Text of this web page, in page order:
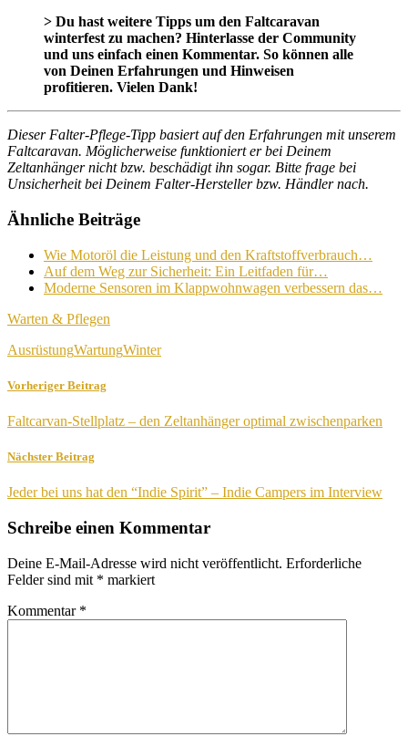
> Du hast weitere Tipps um den Faltcaravan
winterfest zu machen? Hinterlasse der Community
und uns einfach einen Kommentar. So können alle
von Deinen Erfahrungen und Hinweisen
profitieren. Vielen Dank!
Dieser Falter-Pflege-Tipp basiert auf den Erfahrungen mit unserem
Faltcaravan. Möglicherweise funktioniert er bei Deinem
Zeltanhänger nicht bzw. beschädigt ihn sogar. Bitte frage bei
Unsicherheit bei Deinem Falter-Hersteller bzw. Händler nach.
Ähnliche Beiträge
Wie Motoröl die Leistung und den Kraftstoffverbrauch…
Auf dem Weg zur Sicherheit: Ein Leitfaden für…
Moderne Sensoren im Klappwohnwagen verbessern das…
Warten & Pflegen
AusrüstungWartungWinter
Vorheriger Beitrag
Faltcarvan-Stellplatz – den Zeltanhänger optimal zwischenparken
Nächster Beitrag
Jeder bei uns hat den “Indie Spirit” – Indie Campers im Interview
Schreibe einen Kommentar
Deine E-Mail-Adresse wird nicht veröffentlicht. Erforderliche
Felder sind mit * markiert
Kommentar *